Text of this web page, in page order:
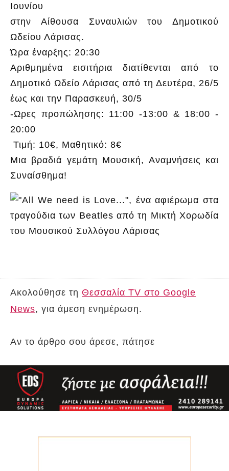
Ιουνίου
στην Αίθουσα Συναυλιών του Δημοτικού
Ωδείου Λάρισας.
Ώρα έναρξης: 20:30
Αριθμημένα εισιτήρια διατίθενται από το
Δημοτικό Ωδείο Λάρισας από τη Δευτέρα, 26/5
έως και την Παρασκευή, 30/5
-Ωρες προπώλησης: 11:00 -13:00 & 18:00 -
20:00
Τιμή: 10€, Μαθητικό: 8€
Μια βραδιά γεμάτη Μουσική, Αναμνήσεις και
Συναίσθημα!
Ακολούθησε τη Θεσσαλία TV στο Google
News, για άμεση ενημέρωση.
Αν το άρθρο σου άρεσε, πάτησε